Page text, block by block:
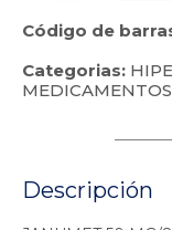
Código de
Categorias:
MEDICAMENTOS
Descripción